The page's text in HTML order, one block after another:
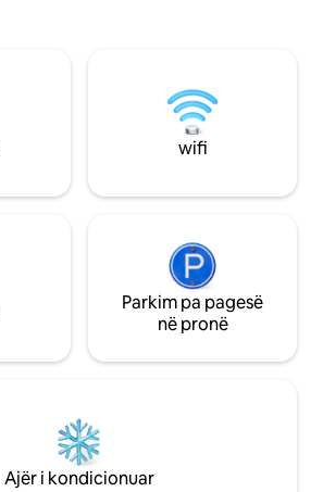
temperaturën në
e një qëndrimi
Rregulla
Respekti i heshtjes
nën 10 vjeç
- Koha e
15.00 deri në 20.00
për regjistrim
në 23.00 për t 'u
Koha e largimit para
dhe në rast
është një bonus i
shijuar një pije
dite jashtë.
wifi
Parkim pa pagesë
në pronë
Ajër i kondicionuar